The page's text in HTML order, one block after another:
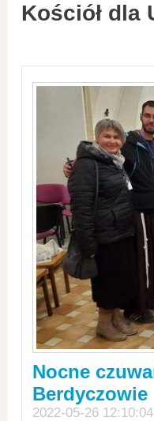
Kościół dla
Nocne
Berdyczowie
2022-05-26 12:10:04